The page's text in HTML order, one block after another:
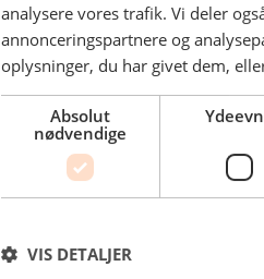
analysere vores trafik. Vi deler
annonceringspartnere og
oplysninger, du har givet dem,
Absolut
nødvendige
VIS DETALJER